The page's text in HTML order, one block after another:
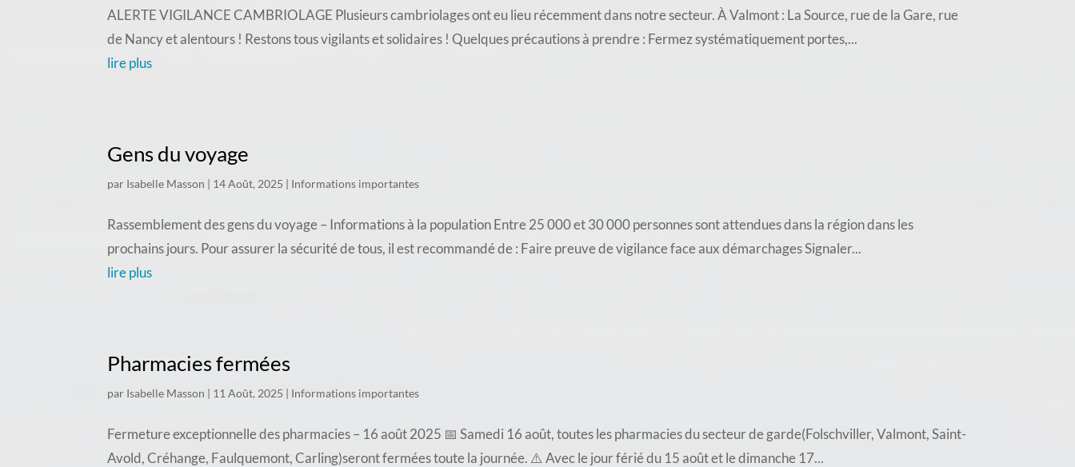
ALERTE VIGILANCE CAMBRIOLAGE Plusieurs cambriolages ont eu lieu récemment dans notre secteur. À Valmont : La Source, rue de la Gare, rue
de Nancy et alentours ! Restons tous vigilants et solidaires ! Quelques précautions à prendre : Fermez systématiquement portes,...
lire plus
Gens du voyage
par Isabelle Masson | 14 Août, 2025 | Informations importantes
Rassemblement des gens du voyage – Informations à la population Entre 25 000 et 30 000 personnes sont attendues dans la région dans les
prochains jours. Pour assurer la sécurité de tous, il est recommandé de : Faire preuve de vigilance face aux démarchages Signaler...
lire plus
Pharmacies fermées
par Isabelle Masson | 11 Août, 2025 | Informations importantes
Fermeture exceptionnelle des pharmacies – 16 août 2025 📅 Samedi 16 août, toutes les pharmacies du secteur de garde(Folschviller, Valmont, Saint-
Avold, Créhange, Faulquemont, Carling)seront fermées toute la journée. ⚠️ Avec le jour férié du 15 août et le dimanche 17...